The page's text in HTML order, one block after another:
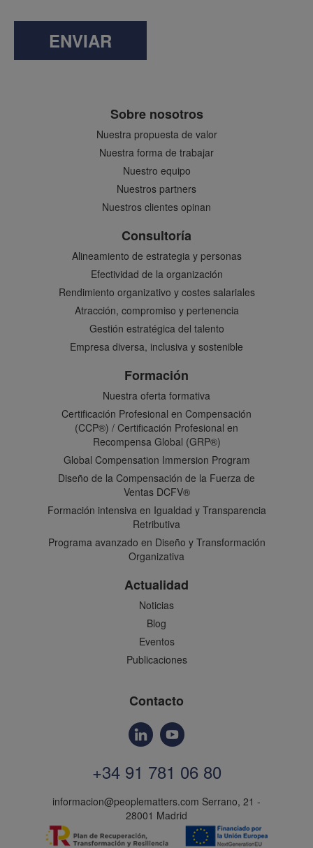
ENVIAR
Sobre nosotros
Nuestra propuesta de valor
Nuestra forma de trabajar
Nuestro equipo
Nuestros partners
Nuestros clientes opinan
Consultoría
Alineamiento de estrategia y personas
Efectividad de la organización
Rendimiento organizativo y costes salariales
Atracción, compromiso y pertenencia
Gestión estratégica del talento
Empresa diversa, inclusiva y sostenible
Formación
Nuestra oferta formativa
Certificación Profesional en Compensación
(CCP®) / Certificación Profesional en
Recompensa Global (GRP®)
Global Compensation Immersion Program
Diseño de la Compensación de la Fuerza de
Ventas DCFV®
Formación intensiva en Igualdad y Transparencia
Retributiva
Programa avanzado en Diseño y Transformación
Organizativa
Actualidad
Noticias
Blog
Eventos
Publicaciones
Contacto
+34 91 781 06 80
informacion@peoplematters.com Serrano, 21 -
28001 Madrid